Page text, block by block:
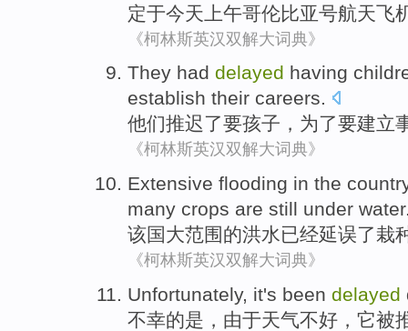
定于今天 上午哥伦比亚号航天飞
《柯林斯英汉双解大词典》
They had delayed having
establish their careers.
他们推迟了要孩子 ， 为了要建立
《柯林斯英汉双解大词典》
Extensive flooding in the
many crops are still under water
该国大范围的洪水已经延误了栽
《柯林斯英汉双解大词典》
Unfortunately, it's been delayed
不幸的是， 由于天气不好 ， 它被